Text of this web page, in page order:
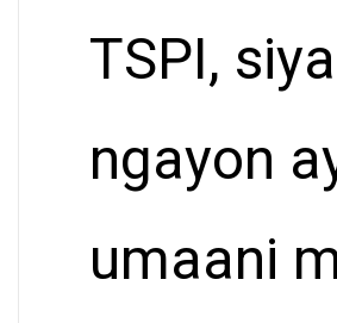
TSPI,
ngayon
umaani